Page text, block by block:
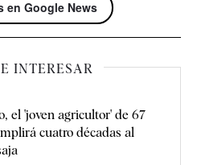
en Google News
INTERESAR
el 'joven agricultor' de 67
cuatro décadas al